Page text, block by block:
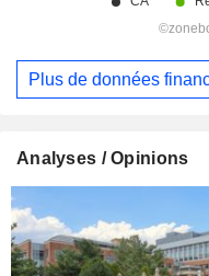
Plus de données
Analyses / Opinions